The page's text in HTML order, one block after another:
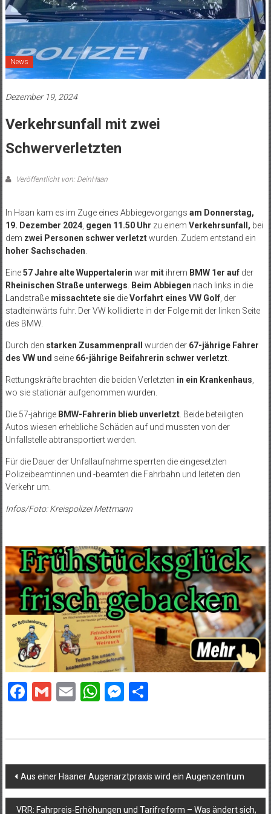
News
Dezember 19, 2024
Verkehrsunfall mit zwei
Schwerverletzten
Veröffentlicht von: DeinHaan
In Haan kam es im Zuge eines Abbiegevorgangs am Donnerstag,
19. Dezember 2024, gegen 11.50 Uhr zu einem Verkehrsunfall, bei
dem zwei Personen schwer verletztwurden. Zudem entstand ein
hoher Sachschaden
Eine57 Jahre alte Wuppertalerin war mitihrem BMW 1er aufder
Rheinischen Straße unterwegs
Beim Abbiegen nach links in die
Landstraße missachtete siedieVorfahrt eines VW Golf, der
stadteinwärts fuhr. Der VW kollidierte in der Folge mit der linken Seite
des BMW.
Durch den starken Zusammenprall wurden der 67-jährige Fahrer
des VW und seine 66-jährige Beifahrerin schwer verletzt.
Rettungskräfte brachten die beiden Verletzten in ein Krankenhaus
wo sie stationär aufgenommen wurden.
Die 57-jährige BMW-Fahrerin blieb unverletzt. Beide beteiligten
Autos wiesen erhebliche Schäden auf und mussten von der
Unfallstelle abtransportiert werden.
Für die Dauer der Unfallaufnahme sperrten die eingesetzten
Polizeibeamtinnen und -beamten die Fahrbahn und leiteten den
Verkehr um.
Infos/Foto: Kreispolizei Mettmann
Facebook
Gmail
EmailWhatsApp
Messenger
Teilen
Beitragsnavigation
Aus einer Haaner Augenarztpraxis wird ein Augenzentrum
VRR: Fahrpreis-Erhöhungen und Tarifreform – Was ändert sich,